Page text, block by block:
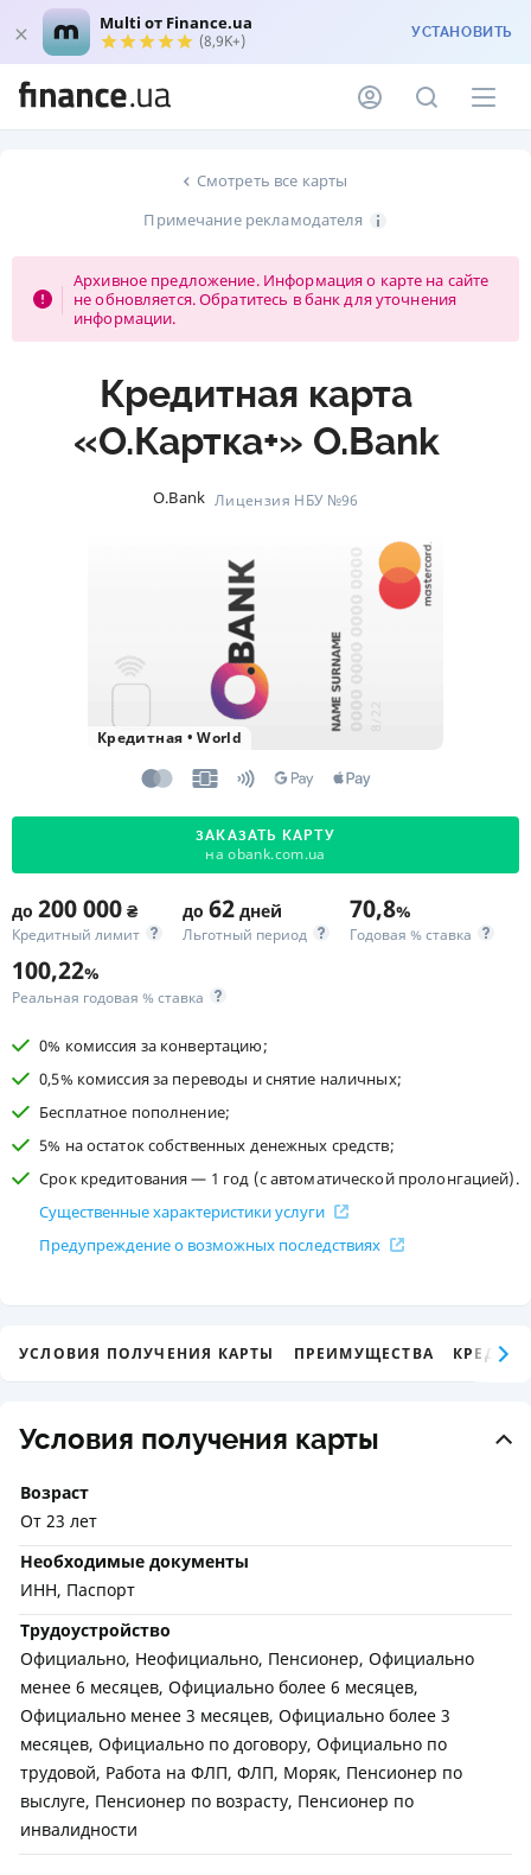
Multi от Finance.ua
(8,9K+) УСТАНОВИТЬ
Смотреть все карты
Примечание рекламодателя
Архивное предложение. Информация о карте на сайте
не обновляется. Обратитесь в банк для уточнения
информации.
Кредитная карта
«O.Картка+» O.Bank
O.Bank Лицензия НБУ №96
Кредитная •World
ЗАКАЗАТЬ КАРТУ
на obank.com.ua
до 200 000 ₴
Кредитный лимит
до 62 дней
Льготный период
70,8%
Годовая % ставка
100,22%
Реальная годовая % ставка
0% комиссия за конвертацию;
0,5% комиссия за переводы и снятие наличных;
Бесплатное пополнение;
5% на остаток собственных денежных средств;
Срок кредитования — 1 год (с автоматической пролонгацией).
Существенные характеристики услуги
Предупреждение о возможных последствиях
УСЛОВИЯ ПОЛУЧЕНИЯ КАРТЫ ПРЕИМУЩЕСТВА
Условия получения карты
Возраст
От 23 лет
Необходимые документы
ИНН, Паспорт
Трудоустройство
Официально, Неофициально, Пенсионер, Официально
менее 6 месяцев, Официально более 6 месяцев,
Официально менее 3 месяцев, Официально более 3
месяцев, Официально по договору, Официально по
трудовой, Работа на ФЛП, ФЛП, Моряк, Пенсионер по
выслуге, Пенсионер по возрасту, Пенсионер по
инвалидности